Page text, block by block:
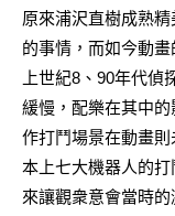
原來浦沢直樹成熟
的事情，而如今動
上世紀8、90年代
緩慢，配樂在其中
作打鬥場景在動畫
本上七大機器人的
來讓觀衆意會當時